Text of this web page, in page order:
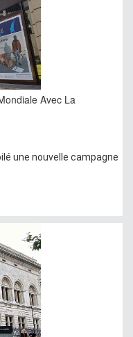
Avec La
une nouvelle campagne